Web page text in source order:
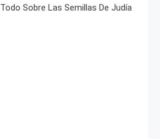
Todo Sobre Las Semillas De Judía